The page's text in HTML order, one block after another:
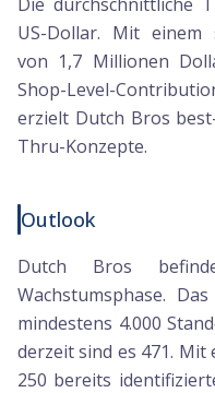
US-Dollar. Mit einem
von 1,7 Millionen
Shop-Level-
erzielt Dutch Bros
Thru-Konzepte.
Outlook
Dutch Bros
Wachstumsphase.
mindestens 4.000
derzeit sind es 471.
250 bereits